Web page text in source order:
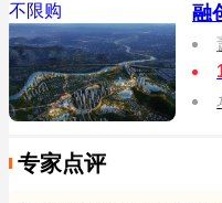
不限购 融
专家点评